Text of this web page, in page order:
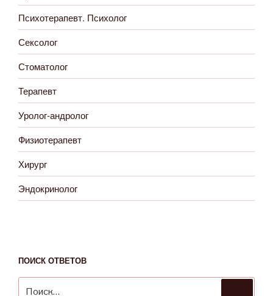
Психотерапевт. Психолог
Сексолог
Стоматолог
Терапевт
Уролог-андролог
Физиотерапевт
Хирург
Эндокринолог
ПОИСК ОТВЕТОВ